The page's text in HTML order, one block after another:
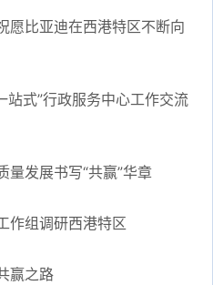
愿比亚迪在西港特区不断向
式”行政服务中心工作交流
量发展书写“共赢”华章
作组调研西港特区
赢之路